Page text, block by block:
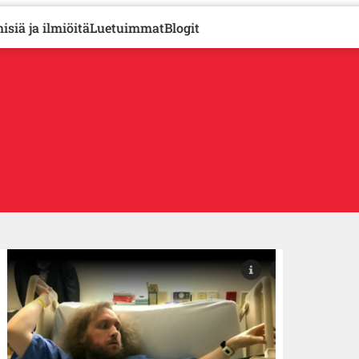
ja ilmiöitäLuetuimmatBlogit